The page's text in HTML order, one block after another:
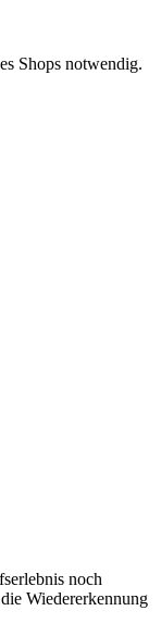
Shops notwendig.
noch
Wiedererkennung